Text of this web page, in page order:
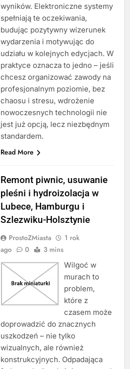
wyników. Elektroniczne systemy
spełniają te oczekiwania,
budując pozytywny wizerunek
wydarzenia i motywując do
udziału w kolejnych edycjach. W
praktyce oznacza to jedno – jeśli
chcesz organizować zawody na
profesjonalnym poziomie, bez
chaosu i stresu, wdrożenie
nowoczesnych technologii nie
jest już opcją, lecz niezbędnym
standardem.
Read More
Remont piwnic, usuwanie
pleśni i hydroizolacja w
Lubece, Hamburgu i
Szlezwiku-Holsztynie
ProstoZMiasta
1 rok
ago
0 3 mins
Wilgoć w
murach to
problem,
które z
czasem może
doprowadzić do znacznych
uszkodzeń – nie tylko
wizualnych, ale również
konstrukcyjnych. Odpadająca